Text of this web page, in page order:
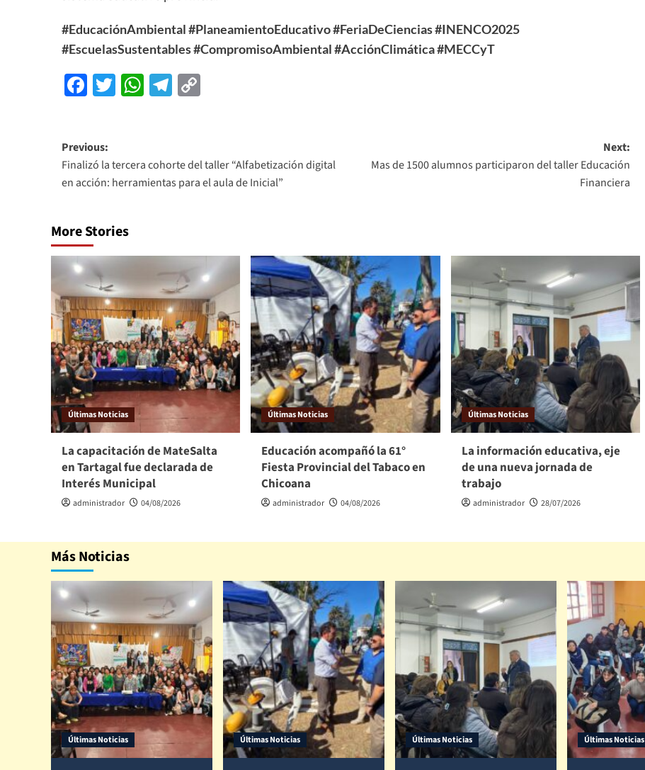
#EducaciónAmbiental#PlaneamientoEducativo#FeriaDeCiencias#INENCO2025
#EscuelasSustentables#CompromisoAmbiental#AcciónClimática#MECCyT
Facebook
Twitter
WhatsApp
Telegram
Previous:
Finalizó la tercera cohorte del taller “Alfabetización digital
en acción: herramientas para el aula de Inicial”
Next:
Mas de 1500 alumnos participaron del taller Educación
Financiera
More Stories
Últimas Noticias
La capacitación de MateSalta
en Tartagal fue declarada de
Interés Municipal
administrador 04/08/2026
Últimas Noticias
Educación acompañó la 61°
Fiesta Provincial del Tabaco en
Chicoana
administrador 04/08/2026
Últimas Noticias
La información educativa, eje
de una nueva jornada de
trabajo
administrador 28/07/2026
Más Noticias
Últimas Noticias Últimas Noticias Últimas Noticias Últimas Noticias